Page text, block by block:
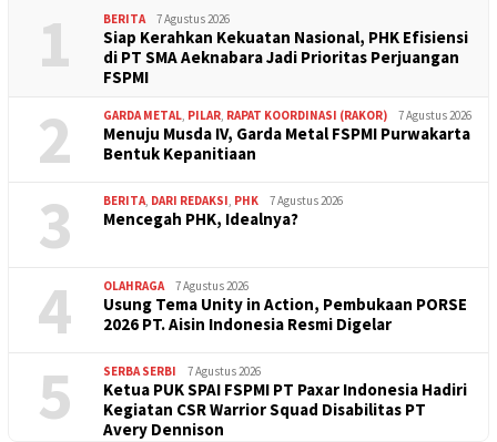
1 BERITA 7 Agustus 2026
Siap Kerahkan Kekuatan Nasional, PHK Efisiensi
di PT SMA Aeknabara Jadi Prioritas Perjuangan
FSPMI
2 GARDA METAL, PILAR, RAPAT KOORDINASI (RAKOR) 7 Agustus 2026
Menuju Musda IV, Garda Metal FSPMI Purwakarta
Bentuk Kepanitiaan
3 BERITA, DARI REDAKSI, PHK 7 Agustus 2026
Mencegah PHK, Idealnya?
4 OLAHRAGA 7 Agustus 2026
Usung Tema Unity in Action, Pembukaan PORSE
2026 PT. Aisin Indonesia Resmi Digelar
5 SERBA SERBI 7 Agustus 2026
Ketua PUK SPAI FSPMI PT Paxar Indonesia Hadiri
Kegiatan CSR Warrior Squad Disabilitas PT
Avery Dennison